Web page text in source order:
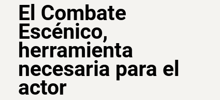
El Combate
Escénico,
herramienta
necesaria para el
actor